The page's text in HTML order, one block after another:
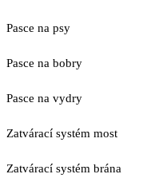
Pasce na psy
Pasce na bobry
Pasce na vydry
Zatvárací systém most
Zatvárací systém brána